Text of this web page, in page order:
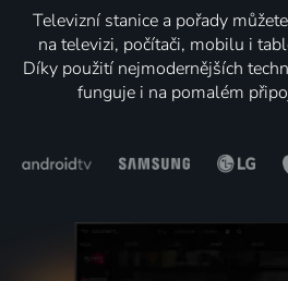
Televizní stanice a pořady
na televizi, počítači, mobilu i
Díky použití nejmodernějších
funguje i na pomalém